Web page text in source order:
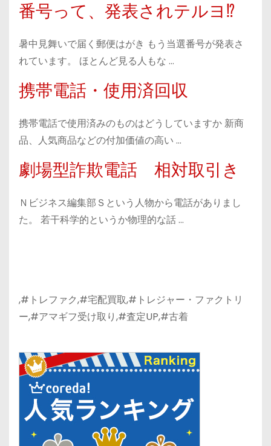
番号って、発表されテルヨ⁉
暑中見舞いで届く郵便はがき もう当選番号が発表さ
れています。 ほとんど見る人もな …
携帯電話・使用済回収
携帯電話で使用済みのものはどうしていますか 新商
品、人気商品などの付加価値の高い …
劇場型詐欺電話 相対取引き
Ｎビジネス編集部Ｓという人物から電話がありまし
た。 若干科学的というか物理的な話 …
,#トレファク,#宅配買取,#トレジャー・ファクトリ
ー,#アマギフ受け取り,#査定UP,#古着